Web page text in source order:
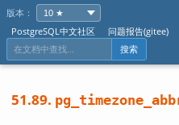
版本：
PostgreSQL中文社区
问题报告(gitee)
搜索
51.89.